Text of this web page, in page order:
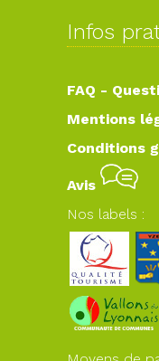
Infos
FAQ -
Mentions
Conditions
Avis
Nos labels :